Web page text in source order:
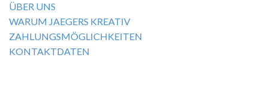
ÜBER UNS
WARUM JAEGERS KREATIV
ZAHLUNGSMÖGLICHKEITEN
KONTAKTDATEN